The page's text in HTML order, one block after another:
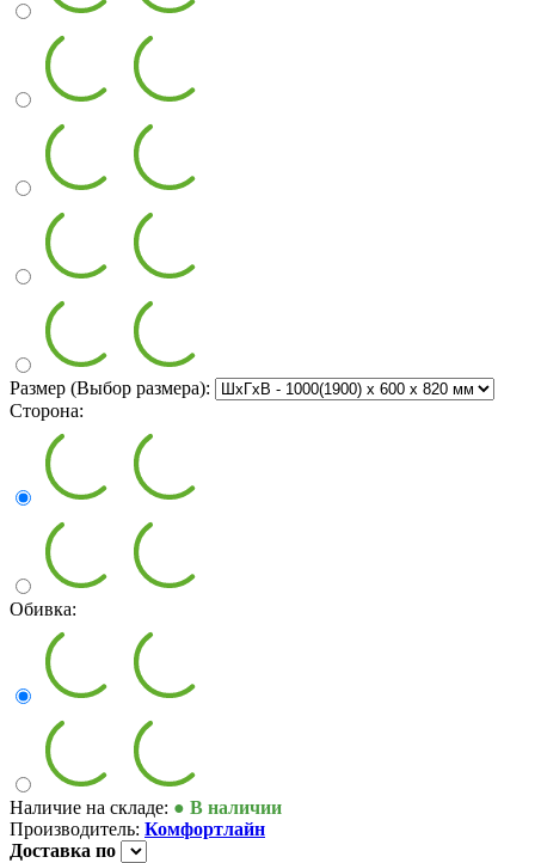
Размер (Выбор размера):
Сторона:
Обивка:
Наличие на складе: ● В наличии
Производитель: Комфортлайн
Доставка по